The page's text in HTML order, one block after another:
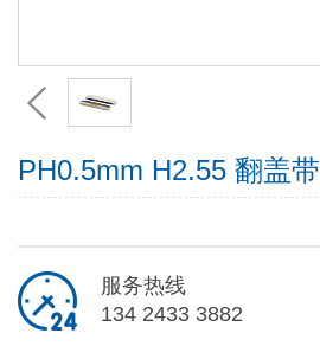
PH0.5mm H2.55 翻盖
服务热线
134 2433 3882